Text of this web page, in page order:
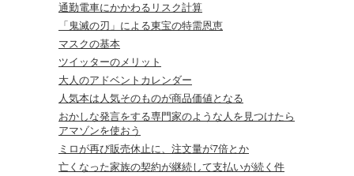
通勤電車にかかわるリスク計算
「鬼滅の刃」による東宝の特需恩恵
マスクの基本
ツイッターのメリット
大人のアドベントカレンダー
人気本は人気そのものが商品価値となる
おかしな発言をする専門家のような人を見つけたら
アマゾンを使おう
ミロが再び販売休止に、注文量が7倍とか
亡くなった家族の契約が継続して支払いが続く件